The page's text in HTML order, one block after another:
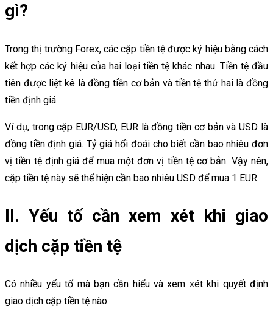
gì?
Trong thị trường Forex, các cặp tiền tệ được ký hiệu bằng cách
kết hợp các ký hiệu của hai loại tiền tệ khác nhau. Tiền tệ đầu
tiên được liệt kê là đồng tiền cơ bản và tiền tệ thứ hai là đồng
tiền định giá.
Ví dụ, trong cặp EUR/USD, EUR là đồng tiền cơ bản và USD là
đồng tiền định giá. Tỷ giá hối đoái cho biết cần bao nhiêu đơn
vị tiền tệ định giá để mua một đơn vị tiền tệ cơ bản. Vậy nên,
cặp tiền tệ này sẽ thể hiện cần bao nhiêu USD để mua 1 EUR.
II. Yếu tố cần xem xét khi giao
dịch cặp tiền tệ
Có nhiều yếu tố mà bạn cần hiểu và xem xét khi quyết định
giao dịch cặp tiền tệ nào: